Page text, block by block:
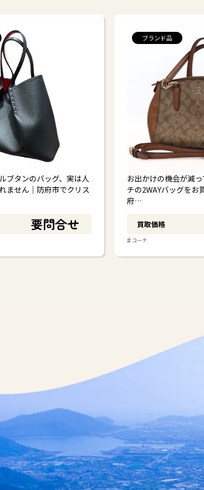
ブタンのバッグ、実は人
ません｜防府市でクリス
要問合せ
ブランド品
お出かけの機会が減
チの2WAYバッグをお
府…
買取価格
# コーチ